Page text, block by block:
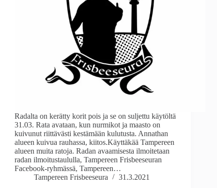
Radalta on kerätty korit pois ja se on suljettu käytöltä
31.03. Rata avataan, kun nurmikot ja maasto on
kuivunut riittävästi kestämään kulutusta. Annathan
alueen kuivua rauhassa, kiitos.Käyttäkää Tampereen
alueen muita ratoja. Radan avaamisesta ilmoitetaan
radan ilmoitustaululla, Tampereen Frisbeeseuran
Facebook-ryhmässä, Tampereen…
Tampereen Frisbeeseura
31.3.2021